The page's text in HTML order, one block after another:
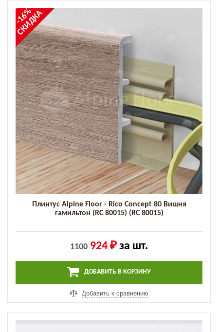
-16%
СКИДКА
Плинтус Alpine Floor - Rico Concept 80 Вишня
гамильтон (RC 80015) (RC 80015)
1100 924 ₽ за шт.
ДОБАВИТЬ В КОРЗИНУ
Добавить к сравнению